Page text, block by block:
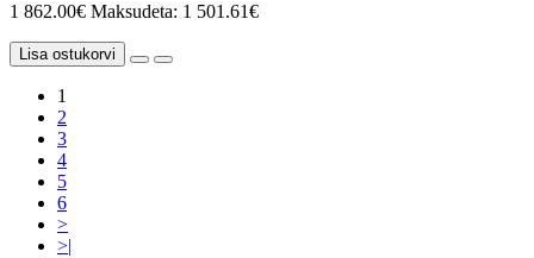
1 862.00€ Maksudeta: 1 501.61€
Lisa ostukorvi
1
2
3
4
5
6
>
>|